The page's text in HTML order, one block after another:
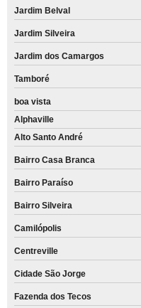
Jardim Belval
Jardim Silveira
Jardim dos Camargos
Tamboré
boa vista
Alphaville
Alto Santo André
Bairro Casa Branca
Bairro Paraíso
Bairro Silveira
Camilópolis
Centreville
Cidade São Jorge
Fazenda dos Tecos